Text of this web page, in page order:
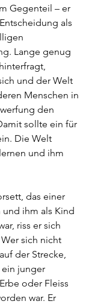
Gegenteil – er
als
Lange genug
und der Welt
Menschen in
den
sollte ein für
Die Welt
und ihm
das einer
ihm als Kind
riss er sich
sich nicht
der Strecke,
junger
oder Fleiss
war. Er